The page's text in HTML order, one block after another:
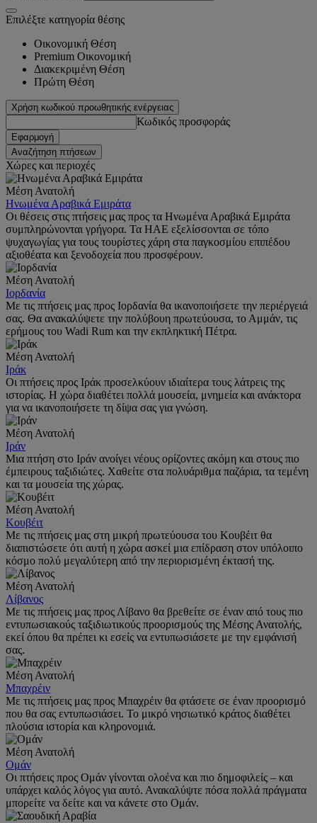
Επιλέξτε κατηγορία θέσης
Οικονομική Θέση
Premium Οικονομική
Διακεκριμένη Θέση
Πρώτη Θέση
Χρήση κωδικού προωθητικής ενέργειας
Κωδικός προσφοράς
Εφαρμογή
Αναζήτηση πτήσεων
Χώρες και περιοχές
Μέση Ανατολή
Ηνωμένα Αραβικά Εμιράτα
Οι θέσεις στις πτήσεις μας προς τα Ηνωμένα Αραβικά Εμιράτα
συμπληρώνονται γρήγορα. Τα ΗΑΕ εξελίσσονται σε τόπο
ψυχαγωγίας για τους τουρίστες χάρη στα παγκοσμίου επιπέδου
αξιοθέατα και ξενοδοχεία που προσφέρουν.
Μέση Ανατολή
Ιορδανία
Με τις πτήσεις μας προς Ιορδανία θα ικανοποιήσετε την περιέργειά
σας. Θα ανακαλύψετε την πολύβουη πρωτεύουσα, το Αμμάν, τις
ερήμους του Wadi Rum και την εκπληκτική Πέτρα.
Μέση Ανατολή
Ιράκ
Οι πτήσεις προς Ιράκ προσελκύουν ιδιαίτερα τους λάτρεις της
ιστορίας. Η χώρα διαθέτει πολλά μουσεία, μνημεία και ανάκτορα
για να ικανοποιήσετε τη δίψα σας για γνώση.
Μέση Ανατολή
Ιράν
Μια πτήση στο Ιράν ανοίγει νέους ορίζοντες ακόμη και στους πιο
έμπειρους ταξιδιώτες. Χαθείτε στα πολυάριθμα παζάρια, τα τεμένη
και τα μουσεία της χώρας.
Μέση Ανατολή
Κουβέιτ
Με τις πτήσεις μας στη μικρή πρωτεύουσα του Κουβέιτ θα
διαπιστώσετε ότι αυτή η χώρα ασκεί μια επίδραση στον υπόλοιπο
κόσμο πολύ μεγαλύτερη από την περιορισμένη έκτασή της.
Μέση Ανατολή
Λίβανος
Με τις πτήσεις μας προς Λίβανο θα βρεθείτε σε έναν από τους πιο
εντυπωσιακούς ταξιδιωτικούς προορισμούς της Μέσης Ανατολής,
εκεί όπου θα πρέπει κι εσείς να εντυπωσιάσετε με την εμφάνισή
σας.
Μέση Ανατολή
Μπαχρέιν
Με τις πτήσεις μας προς Μπαχρέιν θα φτάσετε σε έναν προορισμό
που θα σας εντυπωσιάσει. Το μικρό νησιωτικό κράτος διαθέτει
πλούσια ιστορία και κληρονομιά.
Μέση Ανατολή
Ομάν
Οι πτήσεις προς Ομάν γίνονται ολοένα και πιο δημοφιλείς – και
υπάρχει καλός λόγος για αυτό. Ανακαλύψτε πόσα πολλά πράγματα
μπορείτε να δείτε και να κάνετε στο Ομάν.